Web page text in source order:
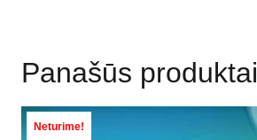
Panašūs produktai
Neturime!